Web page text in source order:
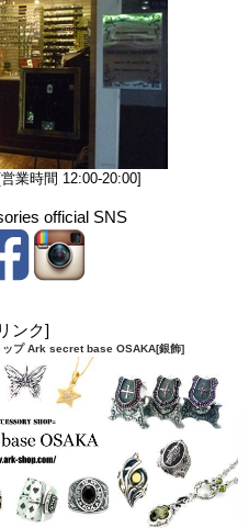
業時間 12:00-20:00]
official SNS
ンク]
ップ Ark secret base OSAKA[銀飾]